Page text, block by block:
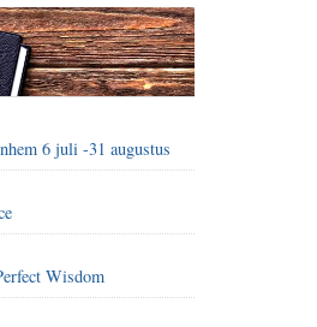
6 juli -31 augustus
Wisdom